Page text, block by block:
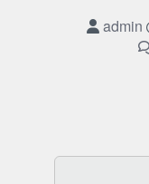
admin